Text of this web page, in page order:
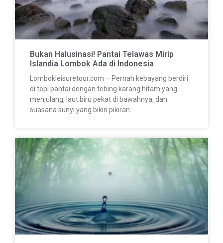
Bukan Halusinasi! Pantai Telawas Mirip
Islandia Lombok Ada di Indonesia
Lombokleisuretour.com – Pernah kebayang berdiri
di tepi pantai dengan tebing karang hitam yang
menjulang, laut biru pekat di bawahnya, dan
suasana sunyi yang bikin pikiran